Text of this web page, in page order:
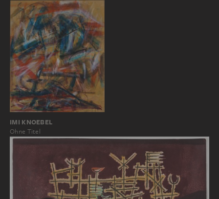
IMI KNOEBEL
Ohne Titel